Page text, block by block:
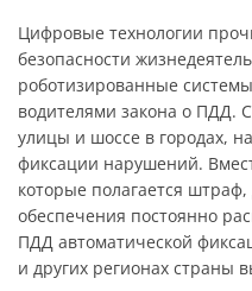
Цифровые технологии
безопасности
роботизированные
водителями закона о ПДД.
улицы и шоссе в городах,
фиксации нарушений.
которые полагается
обеспечения постоянно
ПДД автоматической
и других регионах страны